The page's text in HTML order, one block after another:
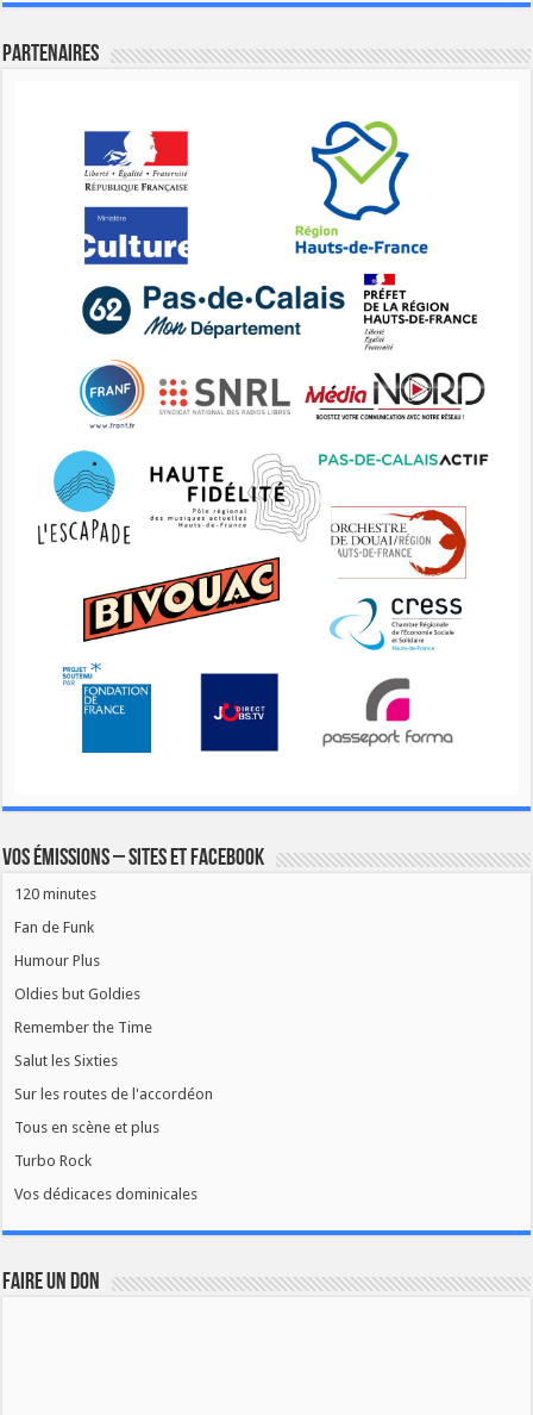
Partenaires
Vos émissions – Sites et Facebook
120 minutes
Fan de Funk
Humour Plus
Oldies but Goldies
Remember the Time
Salut les Sixties
Sur les routes de l'accordéon
Tous en scène et plus
Turbo Rock
Vos dédicaces dominicales
FAIRE UN DON